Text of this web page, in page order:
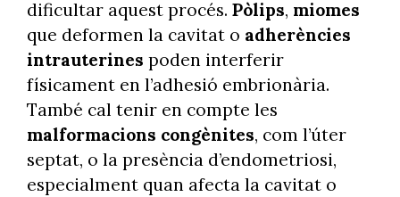
dificultar aquest procés.Pòlips, miomes
que deformen la cavitat o adherències
intrauterinespoden interferir
físicament en l’adhesió embrionària.
També cal tenir en compte les
malformacions congènites, com l’úter
septat, o la presència d’endometriosi,
especialment quan afecta la cavitat o